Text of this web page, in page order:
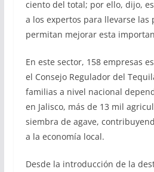
ciento del total; por ello, dijo,
a los expertos para llevarse las
permitan mejorar esta
En este sector, 158 empresas
el Consejo Regulador del
familias a nivel nacional
en Jalisco, más de 13 mil
siembra de agave,
a la economía local.
Desde la introducción de la